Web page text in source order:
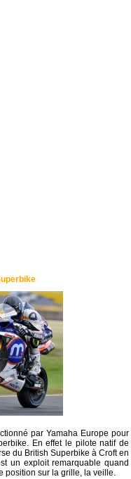
par Yamaha Europe pour
En effet le pilote natif de
du British Superbike à Croft en
un exploit remarquable quand
position sur la grille, la veille.